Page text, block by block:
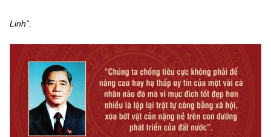
BỘ KHOA HỌC VÀ CÔNG NGHỆ
MINISTRY OF SCIENCE AND TECHNOLOGY
Điều khoản sử dụng Theo dõi MST: Góp ý
Linh”.